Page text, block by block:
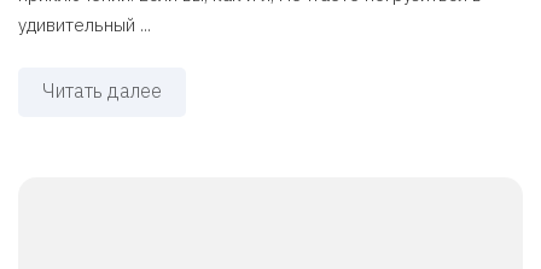
удивительный ...
Читать далее